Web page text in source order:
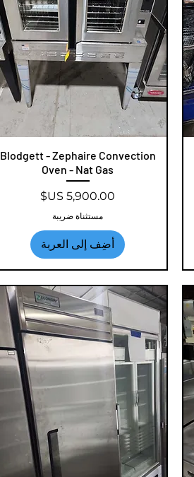
العرض السريع
Blodgett - Zephaire Convection
Oven - Nat Gas
السعر
مستثناة ضريبة
أضِف إلى العربة